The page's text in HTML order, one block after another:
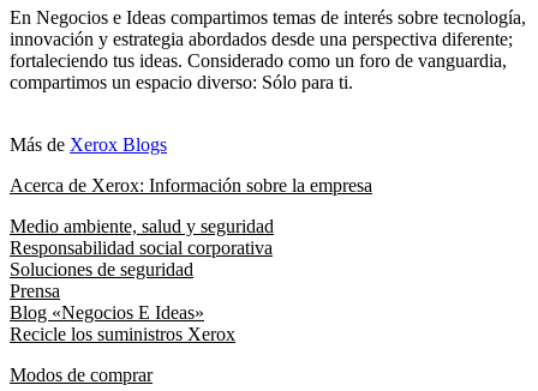
En Negocios e Ideas compartimos temas de interés sobre tecnología,
innovación y estrategia abordados desde una perspectiva diferente;
fortaleciendo tus ideas. Considerado como un foro de vanguardia,
compartimos un espacio diverso: Sólo para ti.
Más de Xerox Blogs
Acerca de Xerox: Información sobre la empresa
Medio ambiente, salud y seguridad
Responsabilidad social corporativa
Soluciones de seguridad
Prensa
Blog «Negocios E Ideas»
Recicle los suministros Xerox
Modos de comprar